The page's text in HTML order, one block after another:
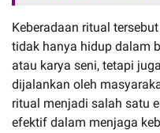
Keberadaan ritual
tidak hanya hidup dalam
atau karya seni, tetapi
dijalankan oleh
ritual menjadi salah satu
efektif dalam menjaga